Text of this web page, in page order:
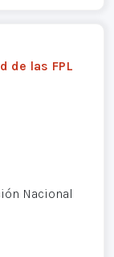
de las FPL
Nacional